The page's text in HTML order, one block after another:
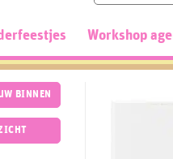
Workshop
BINNEN